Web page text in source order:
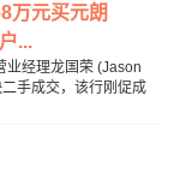
万元买元朗
...
业经理龙国荣 (Jason
手成交，该行刚促成